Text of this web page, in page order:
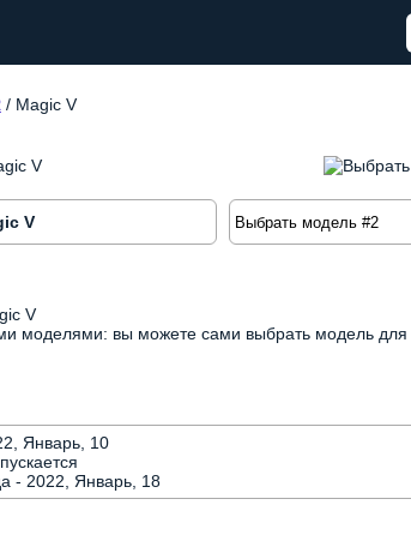
/ Magic V
V
V
моделями: вы можете сами выбрать модель для
Январь, 10
- 2022, Январь, 18